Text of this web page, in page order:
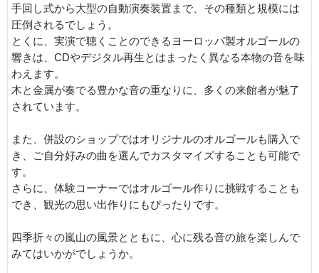
手回し式から大型の自動演奏装置まで、その種類と規模には
圧倒されるでしょう。
とくに、実演で聴くことのできるヨーロッパ製オルゴールの
響きは、CDやデジタル再生とはまったく異なる本物の音を味
わえます。
木と金属が奏でる豊かな音の重なりに、多くの来館者が魅了
されています。
また、併設のショップではオリジナルのオルゴールも購入で
き、ご自分好みの曲を選んでカスタマイズすることも可能で
す。
さらに、体験コーナーではオルゴール作りに挑戦することも
でき、観光の思い出作りにもぴったりです。
四季折々の嵐山の風景とともに、心に残る音の旅を楽しんで
みてはいかがでしょうか。